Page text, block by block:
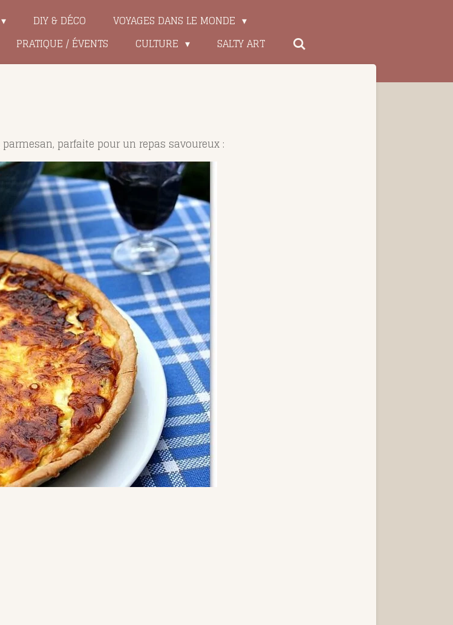
DIY & DÉCO
VOYAGES DANS LE MONDE
PRATIQUE / ÉVENTS CULTURE SALTY ART
parfaite pour un repas savoureux :